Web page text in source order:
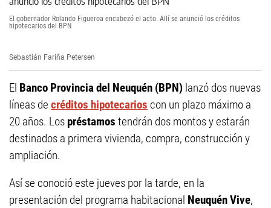
El gobernador Rolando Figueroa encabezó el acto. Allí se anunció los créditos
hipotecarios del BPN
Sebastián Fariña Petersen
El Banco Provincia del Neuquén (BPN) lanzó dos nuevas
líneas de créditos hipotecarios con un plazo máximo a
20 años. Los préstamos tendrán dos montos y estarán
destinados a primera vivienda, compra, construcción y
ampliación.
Así se conoció este jueves por la tarde, en la
presentación del programa habitacional Neuquén Vive,